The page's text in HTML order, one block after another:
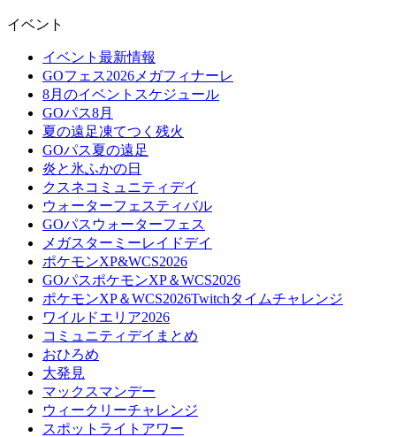
イベント
イベント最新情報
GOフェス2026メガフィナーレ
8月のイベントスケジュール
GOパス8月
夏の遠足凍てつく残火
GOパス夏の遠足
炎と氷ふかの日
クスネコミュニティデイ
ウォーターフェスティバル
GOパスウォーターフェス
メガスターミーレイドデイ
ポケモンXP&WCS2026
GOパスポケモンXP＆WCS2026
ポケモンXP＆WCS2026Twitchタイムチャレンジ
ワイルドエリア2026
コミュニティデイまとめ
おひろめ
大発見
マックスマンデー
ウィークリーチャレンジ
スポットライトアワー